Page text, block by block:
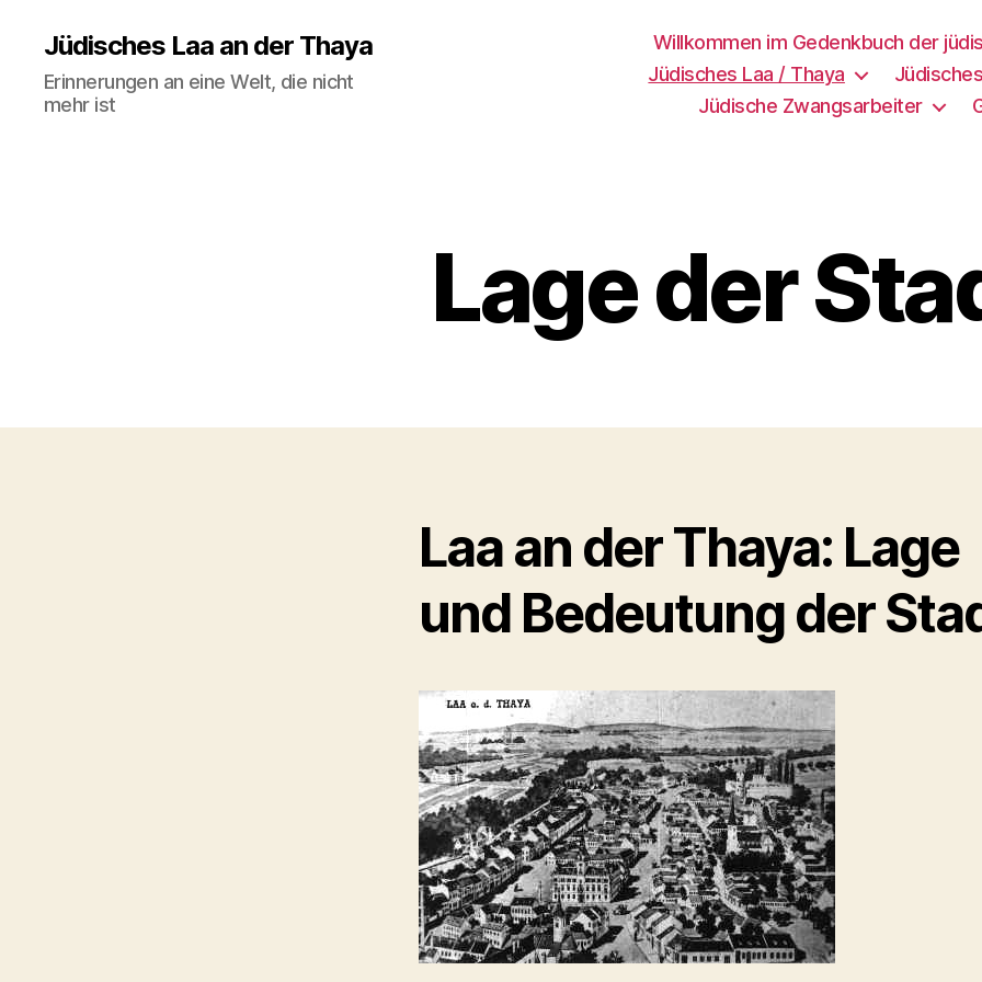
Jüdisches Laa an der Thaya
Erinnerungen an eine Welt, die nicht
mehr ist
Willkommen im Gedenkbuch der
Jüdisches Laa / Thaya
Jüdische Zwangsarbeiter
Lage der
Laa an der Thaya: Lage
und Bedeutung der